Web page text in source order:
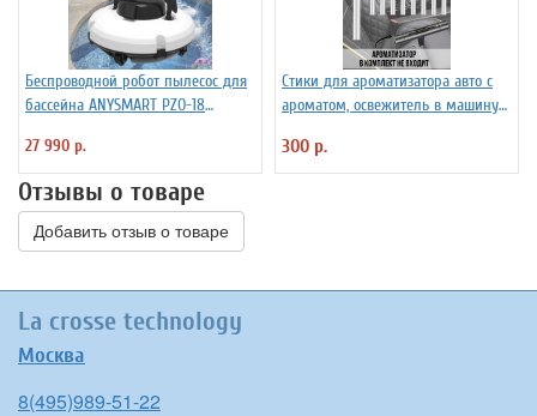
Беспроводной робот пылесос для
бассейна ANYSMART PZO-18
27 990 р.
Стики для ароматизатора авто с
ароматом, освежитель в машину
300 р.
Отзывы о товаре
Добавить отзыв о товаре
La crosse technology
Москва
8(495)989-51-22